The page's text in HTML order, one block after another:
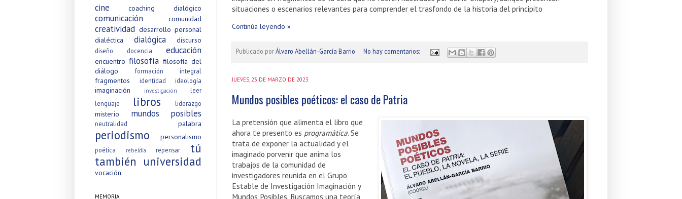
situaciones o escenarios relevantes para comprender el trasfondo de la historia del principito
Continúa leyendo »
Publicado porÁlvaro Abellán-García Barrio No hay comentarios:
JUEVES, 23 DE MARZO DE 2023
Mundos posibles poéticos: el caso de Patria
La pretensión que alimenta el libro que
ahora te presento es programática. Se
trata de exponer la actualidad y el
imaginado porvenir que anima los
trabajos de la comunidad de
investigadores reunida en el Grupo
Estable de Investigación Imaginación y
Mundos Posibles. Buscamos una teoría
cine coaching dialógico
comunicación comunidad
creatividad desarrollo personal
dialéctica
dialógica discurso
diseño docencia educación
encuentro filosofía filosofía del
diálogo
formación integral
fragmentos identidad ideología
imaginación investigación
leer
lenguaje
libros liderazgo
misterio mundos posibles
neutralidad palabra
periodismo personalismo
poética rebeldía repensar
tú
también universidad
vocación
MEMORIA